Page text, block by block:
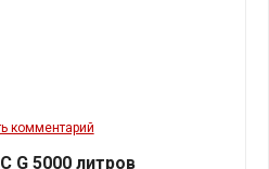
комментарий
G 5000 литров